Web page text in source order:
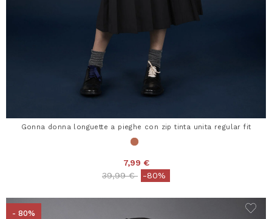
Gonna donna longuette a pieghe con zip tinta unita regular fit
7,99 €
Price reduced from
39,99 €to-80%
- 80%